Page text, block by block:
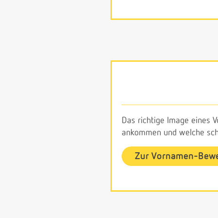
Das richtige Image eines
ankommen und welche
Zur Vornamen-